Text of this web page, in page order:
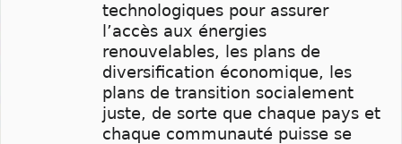
technologiques pour assurer
l’accès aux énergies
renouvelables, les plans de
diversification économique, les
plans de transition socialement
juste, de sorte que chaque pays et
chaque communauté puisse se